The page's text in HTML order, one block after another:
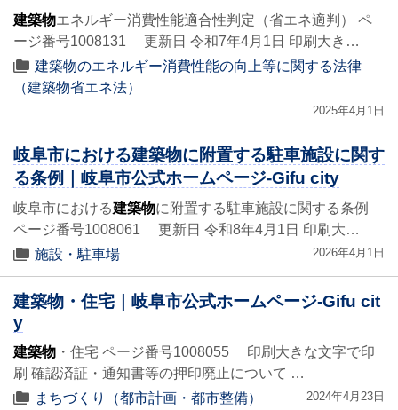
建築物エネルギー消費性能適合性判定（省エネ適判） ペ
ージ番号1008131 更新日 令和7年4月1日 印刷大き…
建築物のエネルギー消費性能の向上等に関する法律
（建築物省エネ法）
2025年4月1日
岐阜市における建築物に附置する駐車施設に関す
る条例｜岐阜市公式ホームページ-Gifu city
岐阜市における建築物に附置する駐車施設に関する条例
ページ番号1008061 更新日 令和8年4月1日 印刷大…
施設・駐車場
2026年4月1日
建築物・住宅｜岐阜市公式ホームページ-Gifu cit
y
建築物 ・住宅 ページ番号1008055 印刷大きな文字で印
刷 確認済証・通知書等の押印廃止について …
まちづくり（都市計画・都市整備）
2024年4月23日